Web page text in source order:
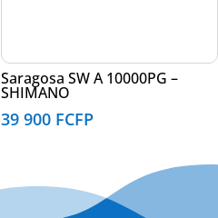
Saragosa SW A 10000PG –
SHIMANO
39 900 FCFP